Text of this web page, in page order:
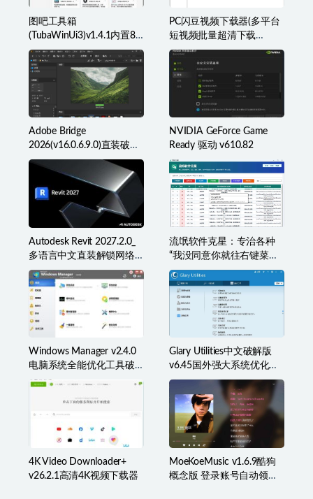
图吧工具箱
(TubaWinUi3)v1.4.1内置82
款检测工具便携版
PC闪豆视频下载器(多平台
短视频批量超清下载
器)v2026.07.29
Adobe Bridge
2026(v16.0.6.9.0)直装破解
版(简称BR2026)
NVIDIA GeForce Game
Ready 驱动 v610.82
Autodesk Revit 2027.2.0_
多语言中文直装解锁网络
许可版
流氓软件克星：专治各种
“我没同意你就往右键菜单
里塞东西”
Windows Manager v2.4.0
电脑系统全能优化工具破
解版
Glary Utilities中文破解版
v6.45国外强大系统优化百
宝箱
4K Video Downloader+
v26.2.1高清4K视频下载器
MoeKoeMusic v1.6.9酷狗
概念版 登录账号自动领取